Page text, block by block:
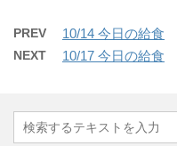
PREV 10/14 今日の給食
NEXT 10/17 今日の給食